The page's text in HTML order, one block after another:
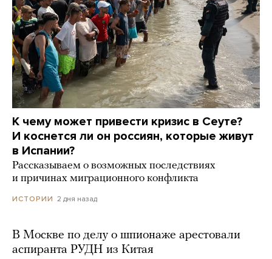
К чему может привести кризис в Сеуте?
И коснется ли он россиян, которые живут
в Испании?
Рассказываем о возможных последствиях
и причинах миграционного конфликта
ИСТОРИИ 2 дня назад
В Москве по делу о шпионаже арестовали
аспиранта РУДН из Китая